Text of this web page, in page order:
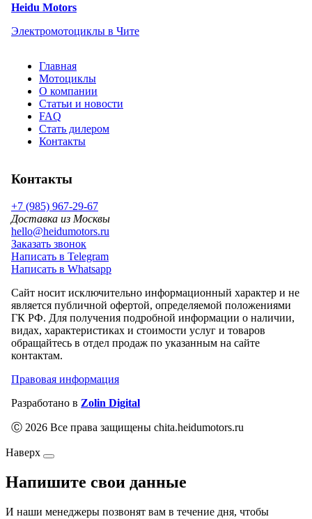
Heidu Motors
Электромотоциклы в Чите
Главная
Мотоциклы
О компании
Статьи и новости
FAQ
Стать дилером
Контакты
Контакты
+7 (985) 967-29-67
Доставка из Москвы
hello@heidumotors.ru
Заказать звонок
Написать в Telegram
Написать в Whatsapp
Сайт носит исключительно информационный характер и не
является публичной офертой, определяемой положениями
ГК РФ. Для получения подробной информации о наличии,
видах, характеристиках и стоимости услуг и товаров
обращайтесь в отдел продаж по указанным на сайте
контактам.
Правовая информация
Разработано в Zolin Digital
Ⓒ 2026 Все права защищены chita.heidumotors.ru
Наверх
Напишите свои данные
И наши менеджеры позвонят вам в течение дня, чтобы